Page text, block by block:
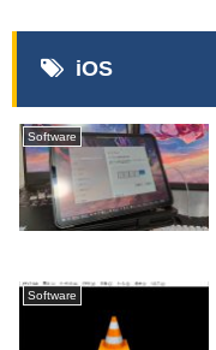
iOS
Software
Software